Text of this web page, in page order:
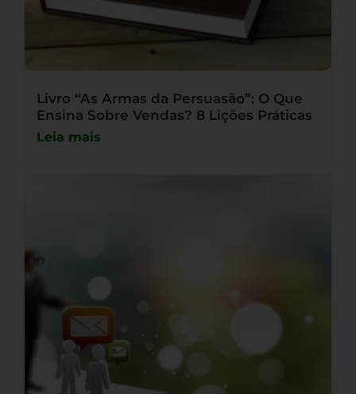
Livro “As Armas da Persuasão”: O Que
Ensina Sobre Vendas? 8 Lições Práticas
Leia mais